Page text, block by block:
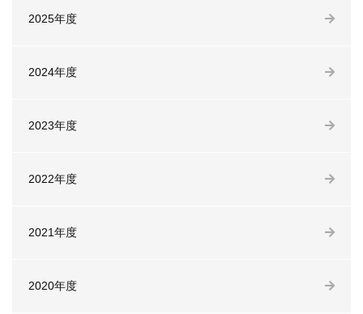
2025年度
2024年度
2023年度
2022年度
2021年度
2020年度